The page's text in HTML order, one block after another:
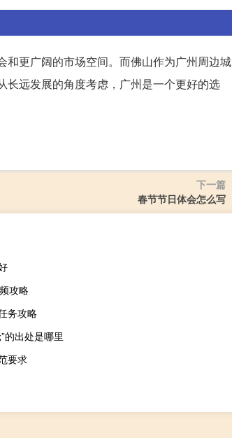
更广阔的市场空间。而佛山作为广州周边城
远发展的角度考虑，广州是一个更好的选
下一篇
春节节日体会怎么写
攻略
务攻略
的出处是哪里
要求